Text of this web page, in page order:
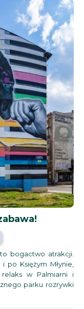
bogactwo atrakcji.
po Księżym Młynie,
relaks w Palmiarni i
parku rozrywki